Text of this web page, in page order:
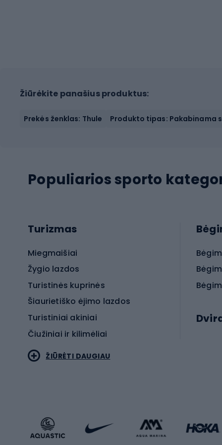
Žiūrėkite panašius produktus:
Prekės ženklas: Thule Produkto tipas: Pakabinama
Populiarios sporto
Turizmas
Miegmaišiai
Žygio lazdos
Turistinės kuprinės
Šiaurietiško ėjimo lazdos
Turistiniai akiniai
Čiužiniai ir kilimėliai
Sportinio stiliaus avalynė
Sportinio stiliaus aksesuarai
ŽIŪRĖTI DAUGIAU